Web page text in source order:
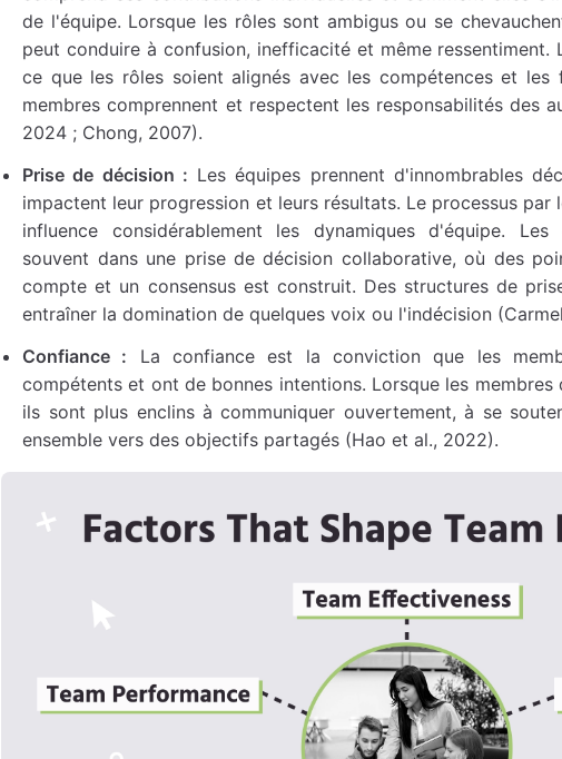
de l'équipe. Lorsque les rôles sont ambigus ou se
peut conduire à confusion, inefficacité et même ressentiment.
ce que les rôles soient alignés avec les compétences et les
membres comprennent et respectent les responsabilités des
2024 ; Chong, 2007).
Prise de décision : Les équipes prennent d'innombrables
impactent leur progression et leurs résultats. Le processus par
influence considérablement les dynamiques d'équipe.
souvent dans une prise de décision collaborative, où des
compte et un consensus est construit. Des structures de
entraîner la domination de quelques voix ou l'indécision
Confiance : La confiance est la conviction que les
compétents et ont de bonnes intentions. Lorsque les
ils sont plus enclins à communiquer ouvertement, à se
ensemble vers des objectifs partagés (Hao et al., 2022).